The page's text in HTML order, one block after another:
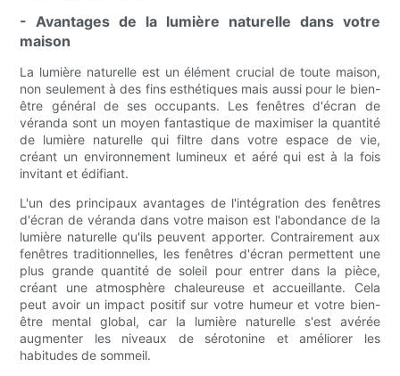
- Avantages de la lumière naturelle dans votre
maison
La lumière naturelle est un élément crucial de toute maison,
non seulement à des fins esthétiques mais aussi pour le bien-
être général de ses occupants. Les fenêtres d'écran de
véranda sont un moyen fantastique de maximiser la quantité
de lumière naturelle qui filtre dans votre espace de vie,
créant un environnement lumineux et aéré qui est à la fois
invitant et édifiant.
L'un des principaux avantages de l'intégration des fenêtres
d'écran de véranda dans votre maison est l'abondance de la
lumière naturelle qu'ils peuvent apporter. Contrairement aux
fenêtres traditionnelles, les fenêtres d'écran permettent une
plus grande quantité de soleil pour entrer dans la pièce,
créant une atmosphère chaleureuse et accueillante. Cela
peut avoir un impact positif sur votre humeur et votre bien-
être mental global, car la lumière naturelle s'est avérée
augmenter les niveaux de sérotonine et améliorer les
habitudes de sommeil.